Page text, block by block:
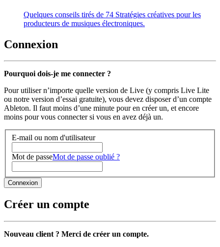
Quelques conseils tirés de 74 Stratégies créatives pour les
producteurs de musiques électroniques.
Connexion
Pourquoi dois-je me connecter ?
Pour utiliser n’importe quelle version de Live (y compris Live Lite
ou notre version d’essai gratuite), vous devez disposer d’un compte
Ableton. Il faut moins d’une minute pour en créer un, et encore
moins pour vous connecter si vous en avez déjà un.
E-mail ou nom d'utilisateur
Mot de passeMot de passe oublié ?
Créer un compte
Nouveau client ? Merci de créer un compte.